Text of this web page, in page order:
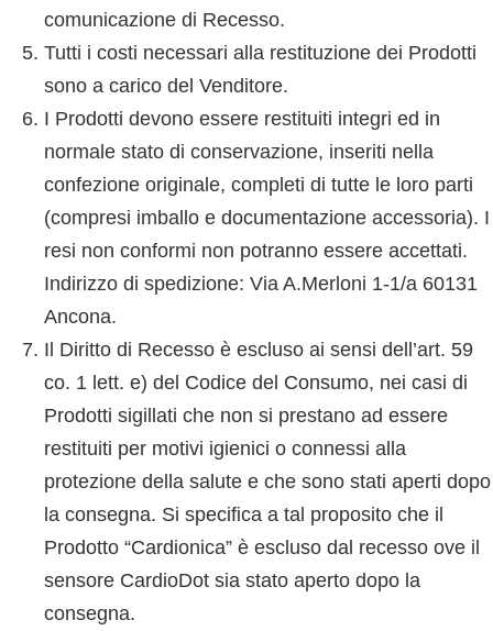
comunicazione di Recesso.
Tutti i costi necessari alla restituzione dei Prodotti
sono a carico del Venditore.
I Prodotti devono essere restituiti integri ed in
normale stato di conservazione, inseriti nella
confezione originale, completi di tutte le loro parti
(compresi imballo e documentazione accessoria). I
resi non conformi non potranno essere accettati.
Indirizzo di spedizione: Via A.Merloni 1-1/a 60131
Ancona.
Il Diritto di Recesso è escluso ai sensi dell’art. 59
co. 1 lett. e) del Codice del Consumo, nei casi di
Prodotti sigillati che non si prestano ad essere
restituiti per motivi igienici o connessi alla
protezione della salute e che sono stati aperti dopo
la consegna. Si specifica a tal proposito che il
Prodotto “Cardionica” è escluso dal recesso ove il
sensore CardioDot sia stato aperto dopo la
consegna.